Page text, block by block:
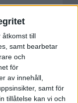
åtkomst till
samt bearbetar
och
för
av innehåll,
samt för
tillåtelse kan vi och